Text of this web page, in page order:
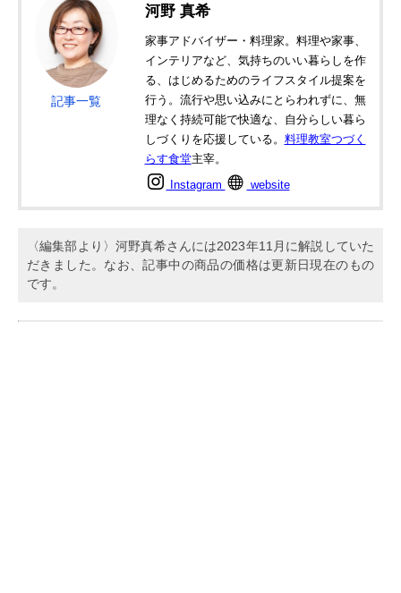
記事一覧
河野 真希
家事アドバイザー・料理家。料理や家事、
インテリアなど、気持ちのいい暮らしを作
る、はじめるためのライフスタイル提案を
行う。流行や思い込みにとらわれずに、無
理なく持続可能で快適な、自分らしい暮ら
しづくりを応援している。 料理教室つづく
らす食堂主宰。
Instagram website
〈編集部より〉河野真希さんには2023年11月に解説していた
だきました。なお、記事中の商品の価格は更新日現在のもの
です。